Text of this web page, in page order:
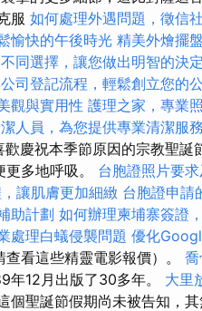
服 如何處理外遇問題，徵信
愉快的午後時光 精美外燴擺
同選擇，讓您做出明智的決
司登記流程，輕鬆創立您的
觀與實用性 護理之家，專業
人員，為您提供專業清潔服務
歡慶祝本季節原因的宗教聖誕
多地呼吸。 台胞證照片要
讓肌膚更加細緻 台胞證申請
助計劃 如何辦理柬埔寨簽證
處理白蟻侵襲問題 優化
看這些精靈電影報價）。
年12月出版了30多年。 大里
個聖誕節假期尚未被告知，